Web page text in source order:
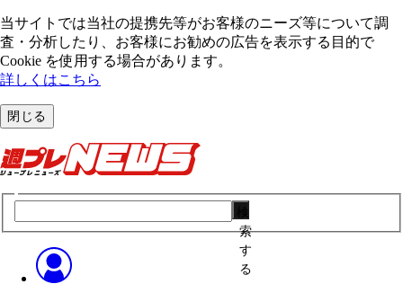
当サイトでは当社の提携先等がお客様のニーズ等について調
査・分析したり、お客様にお勧めの広告を表⽰する⽬的で
Cookie を使⽤する場合があります。
詳しくはこちら
閉じる
索
す
る